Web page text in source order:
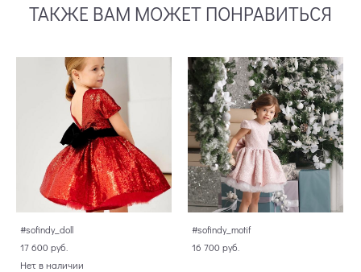
ТАКЖЕ ВАМ МОЖЕТ ПОНРАВИТЬСЯ
#sofindy_doll
17 600 pуб.
Нет в наличии
#sofindy_motif
16 700 pуб.